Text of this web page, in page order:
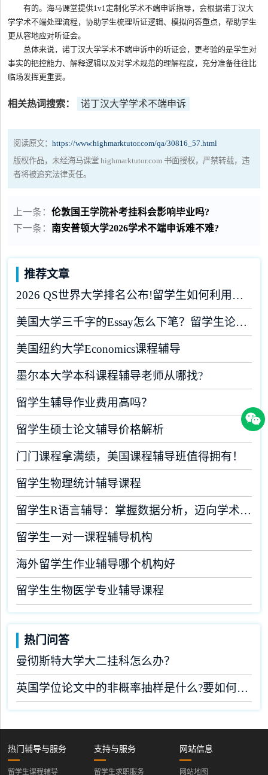
有的。海马课堂提供1v1定制化学术不端申诉指导，会根据诺丁汉大
学学术不端处理流程，协助学生梳理听证逻辑、模拟问答重点，帮助学生
更从容地应对听证会。
总体来说，诺丁汉大学学术不端申诉中的听证会，更考验的是学生对
事实的把控能力、解释逻辑以及对学术规范的理解程度，充分准备往往比
临场发挥更重要。
相关热词搜索： 诺丁汉大学学术不端申诉
阅读原文：https://www.highmarktutor.com/qa/30816_57.html
版权作品，未经海马课堂 highmarktutor.com 书面授权，严禁转载，违
者将被追究法律责任。
上一条：伦敦国王学院补考挂科会影响毕业吗?
下一条： 南安普顿大学2026学术不端申诉难不难?
推荐文章
2026 QS世界大学排名公布!留学生如何利用榜单做好学业规划?
美国大学三千字的Essay怎么下笔？留学生论文辅导
美国纽约大学Economics课程辅导
墨尔本大学本科课程辅导老师从哪找?
留学生辅导作业费用高吗？
留学生硕士论文辅导价格解析
门门课程拿满绩，美国课程辅导班值得拥有！
留学生物理统计辅导课程
留学生R语言辅导：掌握数据分析，迈向学术成功
留学生一对一课程辅导机构
海外留学生作业辅导哪个机构好
留学生生物医学专业辅导课程
热门问答
曼彻斯特大学大二挂科怎么办？
英国学位论文中的非概率抽样是什么?要如何完成?
热门辅导与服务
留学生课程辅导
支持与服务
留学生求职服务
网站信息
网站地图